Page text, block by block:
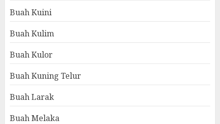
Buah Kuini
Buah Kulim
Buah Kulor
Buah Kuning Telur
Buah Larak
Buah Melaka